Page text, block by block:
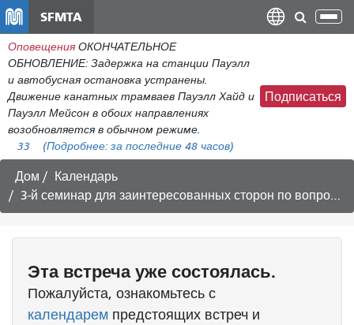
содержанию
SFMTA
Оповещения ОКОНЧАТЕЛЬНОЕ
ОБНОВЛЕНИЕ: Задержка на станции Пауэлл
и автобусная остановка устранены.
Движение канатных трамваев Пауэлл Хайд и
Пауэлл Мейсон в обоих направлениях
возобновляется в обычном режиме.
33
(Подробнее: за последние 48 часов)
Подписаться
Дом
Календарь
3-й семинар для заинтересованных сторон по вопросам благоустройства улицы Пауэлл.
Эта встречауже состоялась.
Пожалуйста, ознакомьтесь с
календарем предстоящих встреч и